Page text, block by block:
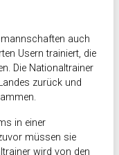
auch
Usern trainiert, die
Die Nationaltrainer
zurück und
in einer
müssen sie
wird von den